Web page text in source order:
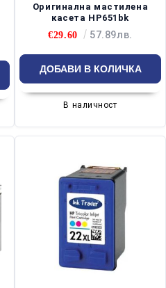
Оригинална мастилена
касета HP651bk
€29.60
57.89лв.
В наличност